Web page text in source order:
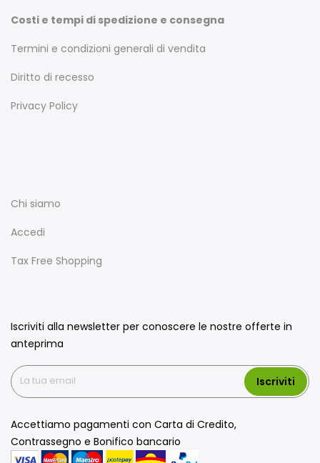
Costi e tempi di spedizione e consegna
Termini e condizioni generali di vendita
Diritto di recesso
Privacy Policy
Chi siamo
Accedi
Tax Free Shopping
Iscriviti alla newsletter per conoscere le nostre offerte in
anteprima
Iscriviti
Accettiamo pagamenti con Carta di Credito,
Contrassegno e Bonifico bancario